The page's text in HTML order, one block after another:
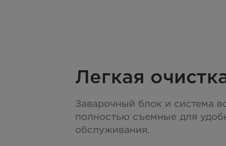
Легкая
Заварочный блок и система
полностью съемные для
обслуживания.